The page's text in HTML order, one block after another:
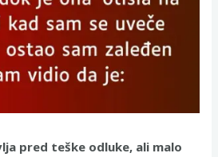
pred teške odluke, ali malo